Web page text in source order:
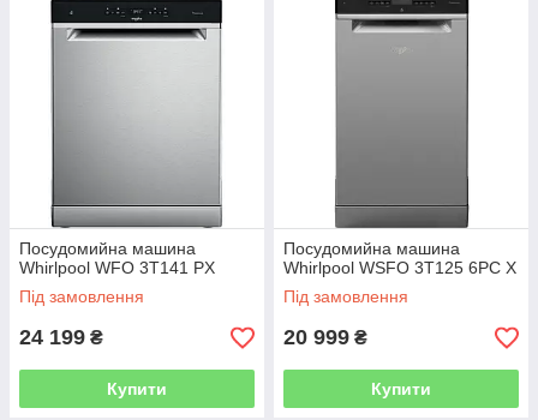
Посудомийна машина
Whirlpool WFO 3T141 PX
Під замовлення
24 199 ₴
Купити
Посудомийна машина
Whirlpool WSFO 3T125 6PC X
Під замовлення
20 999 ₴
Купити